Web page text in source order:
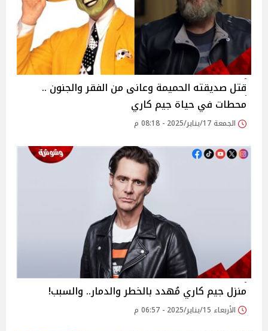
قتل صديقته الحميمة وعانى من الفقر والجنون ..
محطات في حياة جيم كاري
الجمعة 17/يناير/2025 - 08:18 م
منزل جيم كاري مُهدد بالخطر والدمار.. والسبب!
الأربعاء 15/يناير/2025 - 06:57 م